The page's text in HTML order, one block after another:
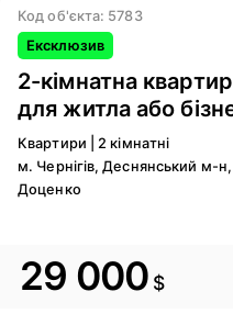
Код об'єкта: 5783
Ексклюзив
2-кімнатна
для житла або
Квартири |2 кімнатні
м. Чернігів, Деснянський м-н,
Доценко
29 000 $